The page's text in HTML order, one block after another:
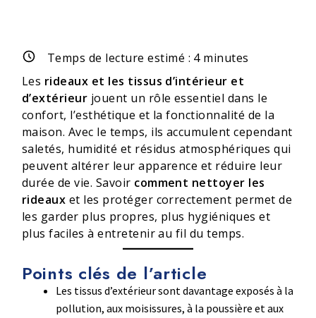
Temps de lecture estimé : 4minutes
Les rideaux et les tissus d’intérieur et
d’extérieur jouent un rôle essentiel dans le
confort, l’esthétique et la fonctionnalité de la
maison. Avec le temps, ils accumulent cependant
saletés, humidité et résidus atmosphériques qui
peuvent altérer leur apparence et réduire leur
durée de vie. Savoir comment nettoyer les
rideaux et les protéger correctement permet de
les garder plus propres, plus hygiéniques et
plus faciles à entretenir au fil du temps.
Points clés de l’article
Les tissus d’extérieur sont davantage exposés à la
pollution, aux moisissures, à la poussière et aux